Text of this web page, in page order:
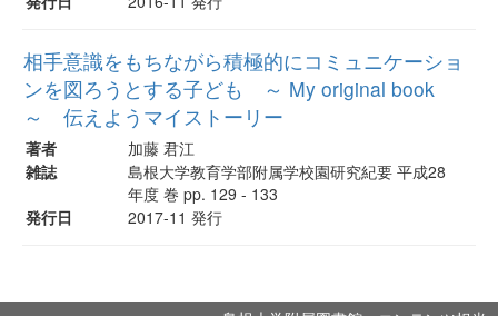
相手意識をもちながら積極的にコミュニケーショ
ンを図ろうとする子ども ～ My original book
～ 伝えようマイストーリー
著者
加藤 君江
雑誌
島根大学教育学部附属学校園研究紀要 平成28
年度 巻 pp. 129 - 133
発行日
2017-11 発行